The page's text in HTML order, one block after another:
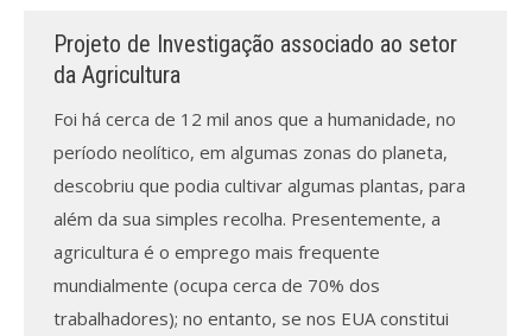
Projeto de Investigação associado ao setor
da Agricultura
Foi há cerca de 12 mil anos que a humanidade, no
período neolítico, em algumas zonas do planeta,
descobriu que podia cultivar algumas plantas, para
além da sua simples recolha. Presentemente, a
agricultura é o emprego mais frequente
mundialmente (ocupa cerca de 70% dos
trabalhadores); no entanto, se nos EUA constitui